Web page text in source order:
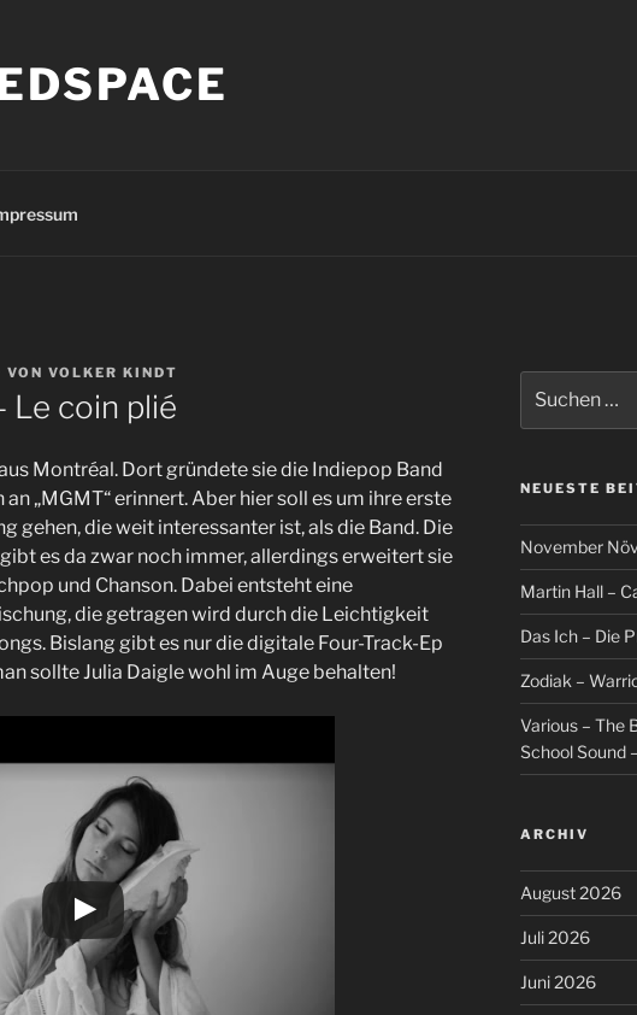
VON VOLKER KINDT
Le coin plié
Montréal. Dort gründete sie die Indiepop Band
an „MGMT“ erinnert. Aber hier soll es um ihre erste
gehen, die weit interessanter ist, als die Band. Die
es da zwar noch immer, allerdings erweitert sie
und Chanson. Dabei entsteht eine
die getragen wird durch die Leichtigkeit
Bislang gibt es nur die digitale Four-Track-Ep
sollte Julia Daigle wohl im Auge behalten!
nach:
NEUESTE
November
Martin Hall –
Das Ich – Die
Zodiak –
Various – The
School Sound
ARCHIV
August 2026
Juli 2026
Juni 2026